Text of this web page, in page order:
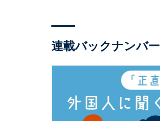
連載バックナンバー